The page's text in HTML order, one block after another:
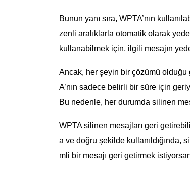
Bunun yanı sıra, WPTA’nın
zenli aralıklarla otomatik olarak
kullanabilmek için, ilgili mesajın
Ancak, her şeyin bir çözümü olduğu
A’nın sadece belirli bir süre için
Bu nedenle, her durumda silinen
WPTA silinen mesajları geri
a ve doğru şekilde kullanıldığında,
mli bir mesajı geri getirmek